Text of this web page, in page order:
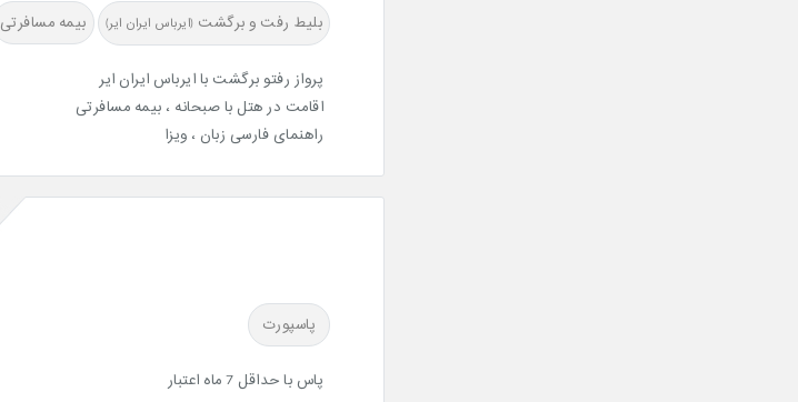
بلیط رفت و برگشت (ایرباس ایران ایر) بیمه مسافرتی
پرواز رفتو برگشت با ایرباس ایران ایر
اقامت در هتل با صبحانه ، بیمه مسافرتی
راهنمای فارسی زبان ، ویزا
پاسپورت
پاس با حداقل 7 ماه اعتبار